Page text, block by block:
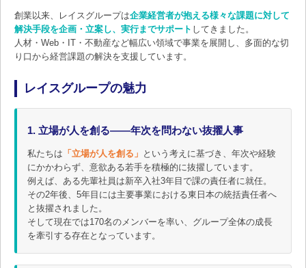
創業以来、レイスグループは企業経営者が抱える様々な課題に対して
解決手段を企画・立案し、実行までサポート してきました。
人材・Web・IT・不動産など幅広い領域で事業を展開し、多面的な切
り口から経営課題の解決を支援しています。
レイスグループの魅力
1. 立場が人を創る――年次を問わない抜擢人事
私たちは 「立場が人を創る」 という考えに基づき、年次や経験
にかかわらず、意欲ある若手を積極的に抜擢しています。
例えば、ある先輩社員は新卒入社3年目で課の責任者に就任。
その2年後、5年目には主要事業における東日本の統括責任者へ
と抜擢されました。
そして現在では170名のメンバーを率い、グループ全体の成長
を牽引する存在となっています。